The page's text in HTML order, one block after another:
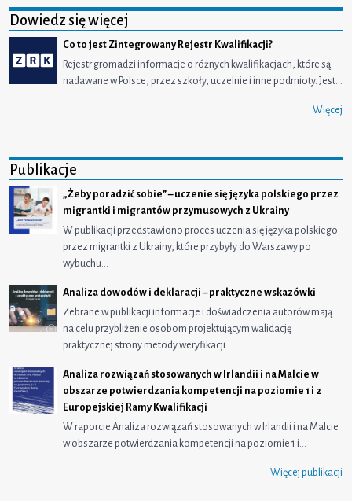
Dowiedz się więcej
Co to jest Zintegrowany Rejestr Kwalifikacji?
Rejestr gromadzi informacje o różnych kwalifikacjach, które są
nadawane w Polsce, przez szkoły, uczelnie i inne podmioty. Jest…
Więcej
Publikacje
„Żeby poradzić sobie” – uczenie się języka polskiego przez
migrantki i migrantów przymusowych z Ukrainy
W publikacji przedstawiono proces uczenia się języka polskiego
przez migrantki z Ukrainy, które przybyły do Warszawy po
wybuchu…
Analiza dowodów i deklaracji – praktyczne wskazówki
Zebrane w publikacji informacje i doświadczenia autorów mają
na celu przybliżenie osobom projektującym walidację
praktycznej strony metody weryfikacji…
Analiza rozwiązań stosowanych w Irlandii i na Malcie w
obszarze potwierdzania kompetencji na poziomie 1 i 2
Europejskiej Ramy Kwalifikacji
W raporcie Analiza rozwiązań stosowanych w Irlandii i na Malcie
w obszarze potwierdzania kompetencji na poziomie 1 i…
Więcej publikacji